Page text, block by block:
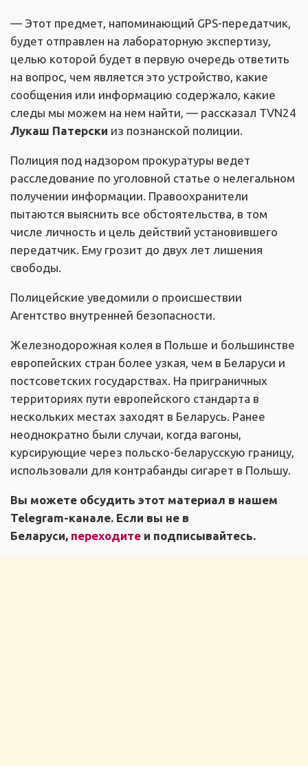
— Этот предмет, напоминающий GPS-передатчик,
будет отправлен на лабораторную экспертизу,
целью которой будет в первую очередь ответить
на вопрос, чем является это устройство, какие
сообщения или информацию содержало, какие
следы мы можем на нем найти, — рассказал TVN24
Лукаш Патерски из познанской полиции.
Полиция под надзором прокуратуры ведет
расследование по уголовной статье о нелегальном
получении информации. Правоохранители
пытаются выяснить все обстоятельства, в том
числе личность и цель действий установившего
передатчик. Ему грозит до двух лет лишения
свободы.
Полицейские уведомили о происшествии
Агентство внутренней безопасности.
Железнодорожная колея в Польше и большинстве
европейских стран более узкая, чем в Беларуси и
постсоветских государствах. На приграничных
территориях пути европейского стандарта в
нескольких местах заходят в Беларусь. Ранее
неоднократно были случаи, когда вагоны,
курсирующие через польско-беларусскую границу,
использовали для контрабанды сигарет в Польшу.
Вы можете обсудить этот материал в нашем
Telegram-канале. Если вы не в
Беларуси, переходите и подписывайтесь.